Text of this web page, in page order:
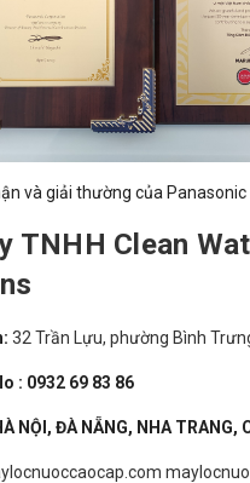
và giải thường của Panasonic
TNHH Clean
32 Trần Lựu, phường Bình
: 0932 69 83 86
NỘI, ĐÀ NẴNG, NHA TRANG,